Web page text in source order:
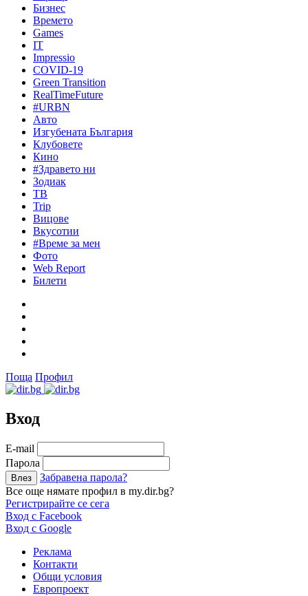
Бизнес
Времето
Games
IT
Impressio
COVID-19
Green Transition
RealTimeFuture
#URBN
Авто
Изгубената България
Клубовете
Кино
#Здравето ни
Зодиак
ТВ
Trip
Вицове
Вкусотии
#Време за мен
Фото
Web Report
Билети
Поща Профил
Вход
Е-mail
Парола
Забравена парола?
Все още нямате профил в my.dir.bg?
Регистрирайте се сега
Вход с Facebook
Вход с Google
Реклама
Контакти
Общи условия
Европроект